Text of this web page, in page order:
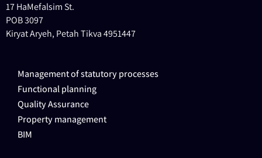
17 HaMefalsim St.
POB 3097
Kiryat Aryeh, Petah Tikva 4951447
Management of statutory processes
Functional planning
Quality Assurance
Property management
BIM